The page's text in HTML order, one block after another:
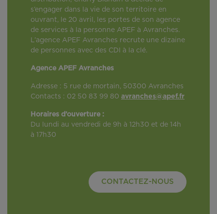
s’engager dans la vie de son territoire en
ouvrant, le 20 avril, les portes de son agence
de services à la personne APEF à Avranches.
L’agence APEF Avranches recrute une dizaine
de personnes avec des CDI à la clé.
Agence APEF Avranches
Adresse : 5 rue de mortain, 50300 Avranches
Contacts : 02 50 83 99 80 avranches@apef.fr
Horaires d’ouverture :
Du lundi au vendredi de 9h à 12h30 et de 14h
à 17h30
CONTACTEZ-NOUS